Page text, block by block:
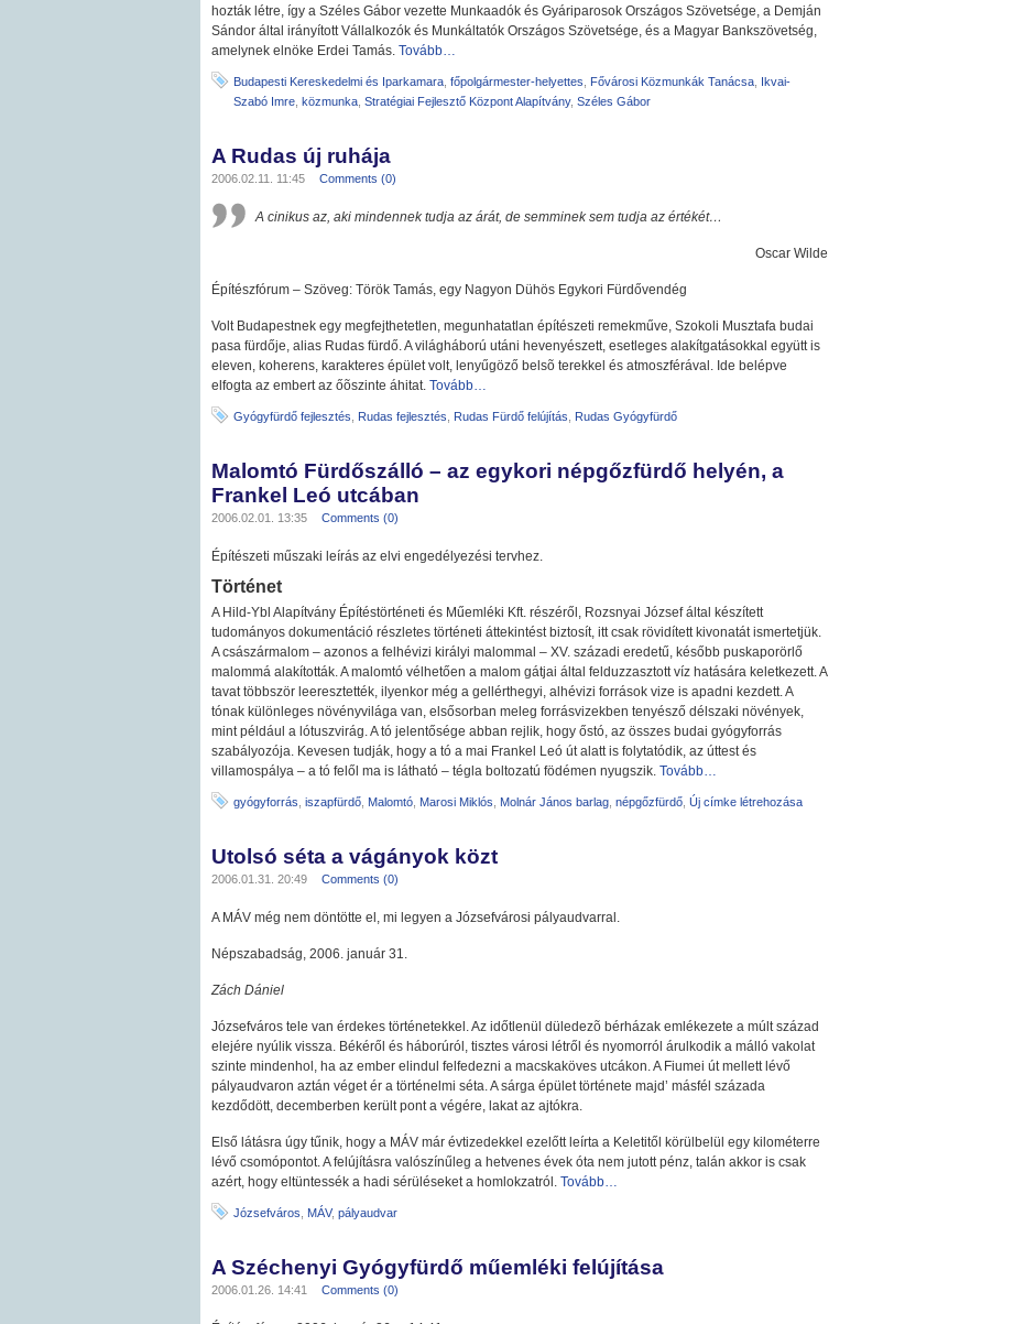
hozták létre, így a Széles Gábor vezette Munkaadók és Gyáriparosok Országos Szövetsége, a Demján
Sándor által irányított Vállalkozók és Munkáltatók Országos Szövetsége, és a Magyar Bankszövetség,
amelynek elnöke Erdei Tamás. Tovább…
Budapesti Kereskedelmi és Iparkamara főpolgármester-helyettes Fővárosi Közmunkák Tanácsa Ikvai-
Szabó Imre közmunka Stratégiai Fejlesztő Központ Alapítvány, Széles Gábor
A Rudas új ruhája
2006.02.11. 11:45 Comments (0)
A cinikus az, aki mindennek tudja az árát, de semminek sem tudja az értékét…
Oscar Wilde
Építészfórum – Szöveg: Török Tamás, egy Nagyon Dühös Egykori Fürdővendég
Volt Budapestnek egy megfejthetetlen, megunhatatlan építészeti remekműve, Szokoli Musztafa budai
pasa fürdője, alias Rudas fürdő. A világháború utáni hevenyészett, esetleges alakítgatásokkal együtt is
eleven, koherens, karakteres épület volt, lenyűgöző belsõ terekkel és atmoszférával. Ide belépve
elfogta az embert az őõszinte áhitat. Tovább…
Gyógyfürdő fejlesztés Rudas fejlesztés Rudas Fürdő felújítás Rudas Gyógyfürdő
Malomtó Fürdőszálló – az egykori népgőzfürdő helyén, a
Frankel Leó utcában
2006.02.01. 13:35 Comments (0)
Építészeti műszaki leírás az elvi engedélyezési tervhez.
Történet
A Hild-Ybl Alapítvány Építéstörténeti és Műemléki Kft. részéről, Rozsnyai József által készített
tudományos dokumentáció részletes történeti áttekintést biztosít, itt csak rövidített kivonatát ismertetjük.
A császármalom – azonos a felhévizi királyi malommal – XV. századi eredetű, később puskaporörlő
malommá alakították. A malomtó vélhetően a malom gátjai által felduzzasztott víz hatására keletkezett. A
tavat többször leeresztették, ilyenkor még a gellérthegyi, alhévizi források vize is apadni kezdett. A
tónak különleges növényvilága van, elsősorban meleg forrásvizekben tenyésző délszaki növények,
mint például a lótuszvirág. A tó jelentősége abban rejlik, hogy őstó, az összes budai gyógyforrás
szabályozója. Kevesen tudják, hogy a tó a mai Frankel Leó út alatt is folytatódik, az úttest és
villamospálya – a tó felől ma is látható – tégla boltozatú födémen nyugszik. Tovább…
gyógyforrás iszapfürdő Malomtó Marosi Miklós Molnár János barlag népgőzfürdő Új címke létrehozása
Utolsó séta a vágányok közt
2006.01.31. 20:49 Comments (0)
A MÁV még nem döntötte el, mi legyen a Józsefvárosi pályaudvarral.
Népszabadság, 2006. január 31.
Zách Dániel
Józsefváros tele van érdekes történetekkel. Az időtlenül düledezõ bérházak emlékezete a múlt század
elejére nyúlik vissza. Békéről és háborúról, tisztes városi létről és nyomorról árulkodik a málló vakolat
szinte mindenhol, ha az ember elindul felfedezni a macskaköves utcákon. A Fiumei út mellett lévő
pályaudvaron aztán véget ér a történelmi séta. A sárga épület története majd’ másfél százada
kezdődött, decemberben került pont a végére, lakat az ajtókra.
Első látásra úgy tűnik, hogy a MÁV már évtizedekkel ezelőtt leírta a Keletitől körülbelül egy kilométerre
lévő csomópontot. A felújításra valószínűleg a hetvenes évek óta nem jutott pénz, talán akkor is csak
azért, hogy eltüntessék a hadi sérüléseket a homlokzatról. Tovább…
Józsefváros MÁV, pályaudvar
A Széchenyi Gyógyfürdő műemléki felújítása
2006.01.26. 14:41 Comments (0)